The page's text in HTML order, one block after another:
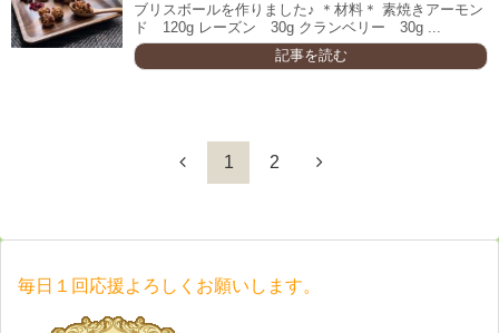
ブリスボールを作りました♪ ＊材料＊ 素焼きアーモン
ド 120g レーズン 30g クランベリー 30g ...
記事を読む
1 2
毎日１回応援よろしくお願いします。